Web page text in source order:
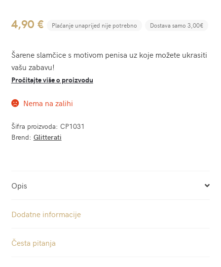
4,90 € Plaćanje unaprijed nije potrebno Dostava samo 3,00€
Šarene slamčice s motivom penisa uz koje možete ukrasiti
vašu zabavu!
Pročitajte više o proizvodu
Nema na zalihi
Šifra proizvoda: CP1031
Brend: Glitterati
Opis
Dodatne informacije
Česta pitanja